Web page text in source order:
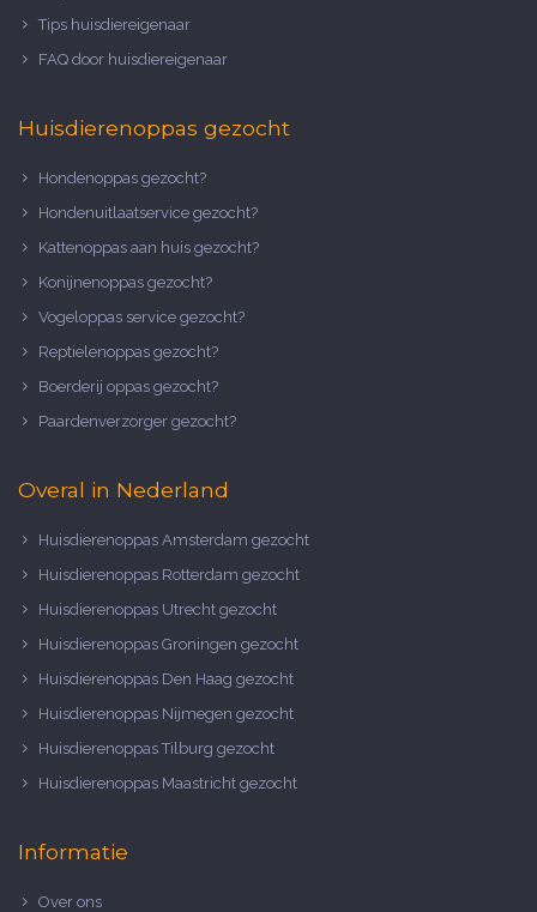
Tips huisdiereigenaar
FAQ door huisdiereigenaar
Huisdierenoppas gezocht
Hondenoppas gezocht?
Hondenuitlaatservice gezocht?
Kattenoppas aan huis gezocht?
Konijnenoppas gezocht?
Vogeloppas service gezocht?
Reptielenoppas gezocht?
Boerderij oppas gezocht?
Paardenverzorger gezocht?
Overal in Nederland
Huisdierenoppas Amsterdam gezocht
Huisdierenoppas Rotterdam gezocht
Huisdierenoppas Utrecht gezocht
Huisdierenoppas Groningen gezocht
Huisdierenoppas Den Haag gezocht
Huisdierenoppas Nijmegen gezocht
Huisdierenoppas Tilburg gezocht
Huisdierenoppas Maastricht gezocht
Informatie
Over ons